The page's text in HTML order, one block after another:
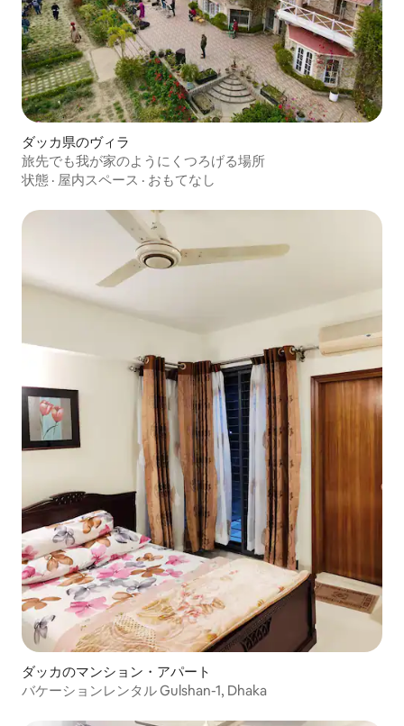
ダッカ県のヴィラ
旅先でも我が家のようにくつろげる場所
状態 · 屋内スペース · おもてなし
ダッカのマンション・アパート
バケーションレンタル Gulshan-1, Dhaka